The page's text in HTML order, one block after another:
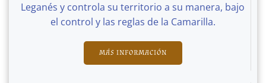
Leganés y controla su territorio a su manera, bajo
el control y las reglas de la Camarilla.
MÁS INFORMACIÓN